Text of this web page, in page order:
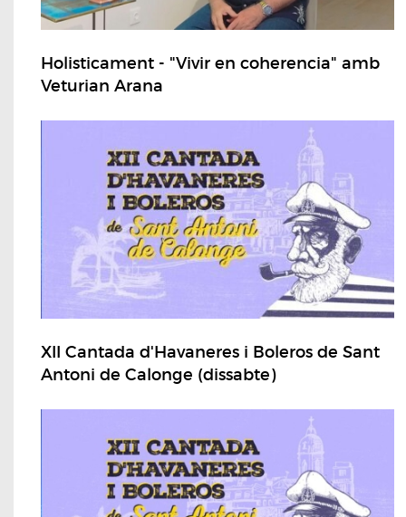
Holisticament - "Vivir en coherencia" amb
Veturian Arana
XII Cantada d'Havaneres i Boleros de Sant
Antoni de Calonge (dissabte)